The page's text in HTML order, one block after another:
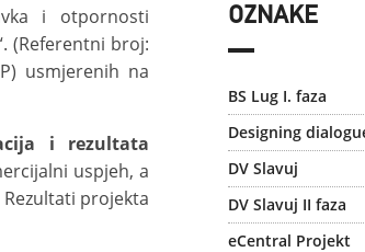
i otpornosti
(Referentni broj:
usmjerenih na
i rezultata
uspjeh, a
projekta
OZNAKE
BS Lug I. faza
Designing
DV Slavuj
DV Slavuj II faza
eCentral Projekt